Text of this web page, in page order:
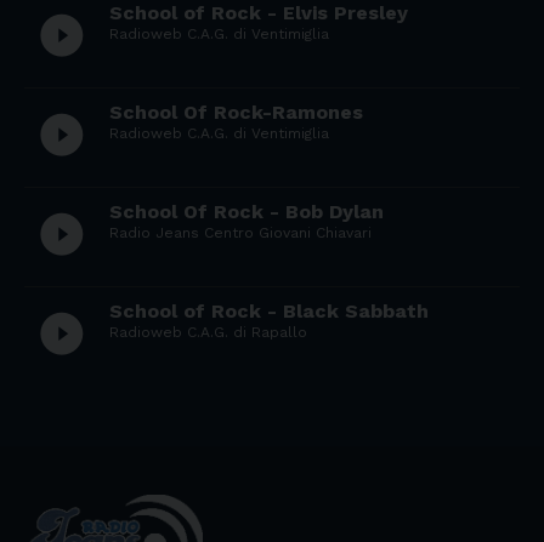
play_circle_filled School of Rock - Elvis Presley
Radioweb C.A.G. di Ventimiglia
play_circle_filled School Of Rock-Ramones
Radioweb C.A.G. di Ventimiglia
play_circle_filled School Of Rock - Bob Dylan
Radio Jeans Centro Giovani Chiavari
play_circle_filled School of Rock - Black Sabbath
Radioweb C.A.G. di Rapallo